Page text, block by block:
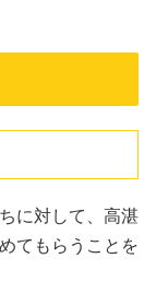
に対して、高湛
てもらうことを